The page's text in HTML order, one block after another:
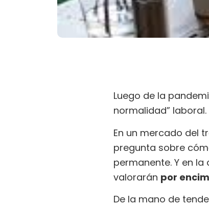
Luego de la
normalidad” laboral.
En un mercado del
pregunta sobre
permanente. Y en
valorarán por
De la mano de